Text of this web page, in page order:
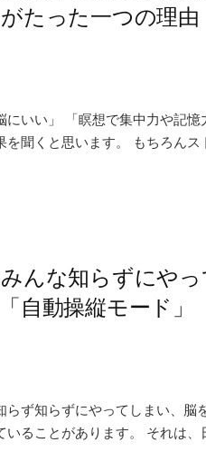
たった一つの理由
にいい」 「瞑想で集中力や記憶
を聞くと思います。 もちろんス
んな知らずにや
自動操縦モード」
らず知らずにやってしまい、脳
いることがあります。 それは、